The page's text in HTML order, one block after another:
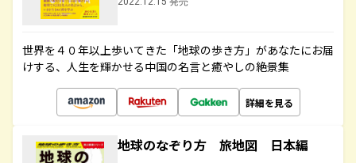
世界を４０年以上歩いてきた「地球の歩き方」があなたにお届
けする、人生を輝かせる中国の名言と癒やしの絶景集
詳細を見る
地球のなぞり方 旅地図 日本編